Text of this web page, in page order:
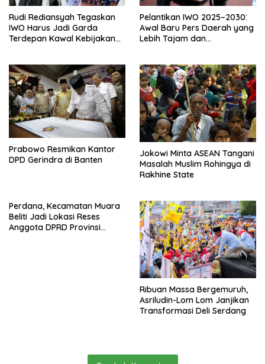
Rudi Rediansyah Tegaskan
IWO Harus Jadi Garda
Terdepan Kawal Kebijakan
Pelantikan IWO 2025–2030:
Awal Baru Pers Daerah yang
Lebih Tajam dan
Prabowo Resmikan Kantor
DPD Gerindra di Banten
Jokowi Minta ASEAN Tangani
Masalah Muslim Rohingya di
Rakhine State
Perdana, Kecamatan Muara
Beliti Jadi Lokasi Reses
Anggota DPRD Provinsi
Ribuan Massa Bergemuruh,
Asriludin-Lom Lom Janjikan
Transformasi Deli Serdang